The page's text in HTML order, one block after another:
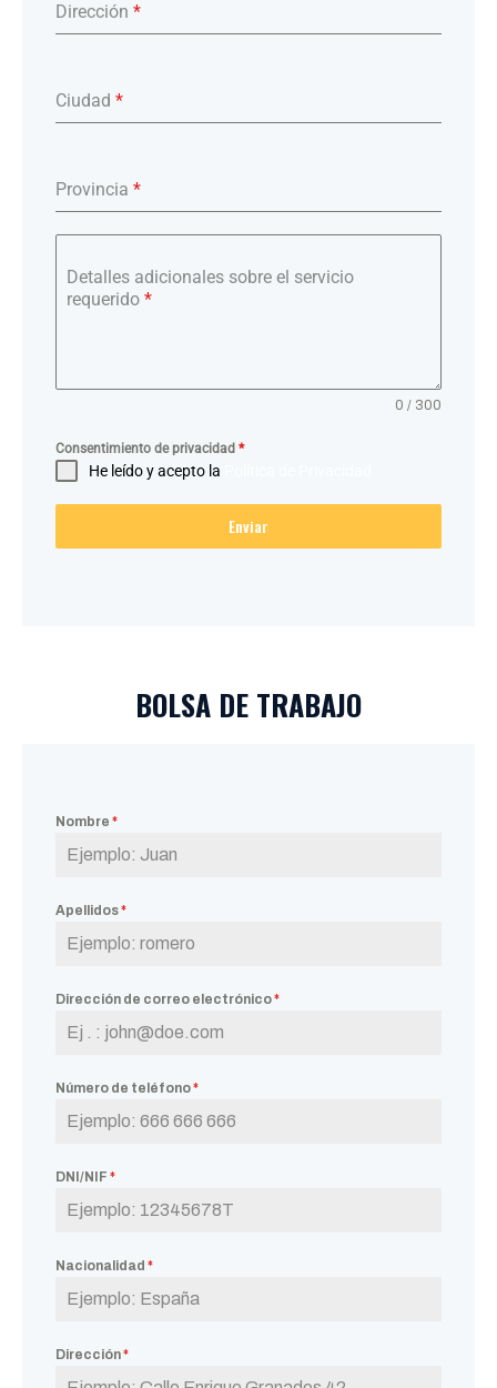
Dirección *
Ciudad *
Provincia *
Detalles adicionales sobre el servicio
requerido *
0 / 300
Consentimiento de privacidad *
He leído y acepto la
Enviar
BOLSA DE TRABAJO
Nombre *
Apellidos*
Dirección de correo electrónico*
Número de teléfono*
DNI/NIF *
Nacionalidad *
Dirección*